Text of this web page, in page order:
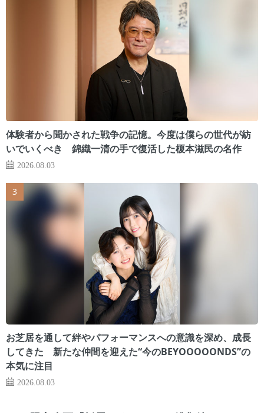
体験者から聞かされた戦争の記憶。今度は僕らの世代が紡
いでいくべき 錦織一清の手で復活した榎本滋民の名作
2026.08.03
お芝居を通して絆やパフォーマンスへの意識を深め、成長
してきた 新たな仲間を迎えた“今のBEYOOOOONDS”の
本気に注目
2026.08.03